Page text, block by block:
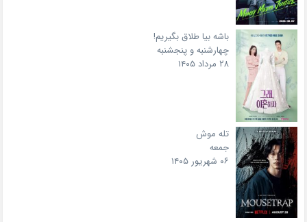
باشه بیا طلاق بگیریم!
چهارشنبه و پنجشنبه
۲۸ مرداد ۱۴۰۵
تله موش
جمعه
۰۶ شهریور ۱۴۰۵